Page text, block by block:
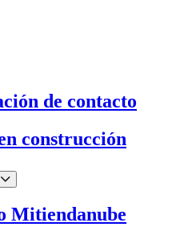
de contacto
construcción
Mitiendanube